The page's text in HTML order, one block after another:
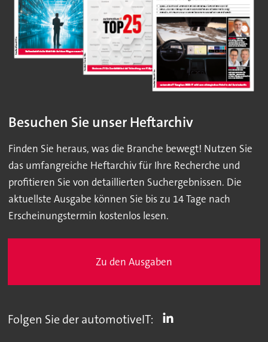
Besuchen Sie unser Heftarchiv
Finden Sie heraus, was die Branche bewegt! Nutzen Sie
das umfangreiche Heftarchiv für Ihre Recherche und
profitieren Sie von detaillierten Suchergebnissen. Die
aktuellste Ausgabe können Sie bis zu 14 Tage nach
Erscheinungstermin kostenlos lesen.
Zu den Ausgaben
Folgen Sie der automotiveIT: